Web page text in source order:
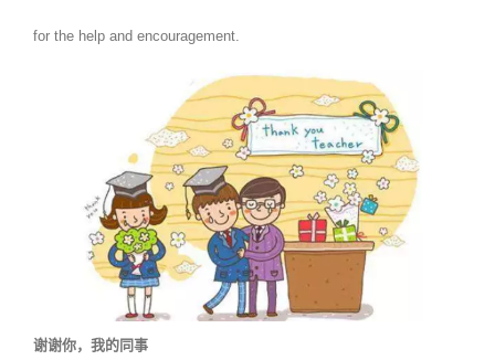
for the help and encouragement.
谢谢你，我的同事